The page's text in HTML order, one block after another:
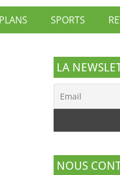
SPORTS
LA
NOUS